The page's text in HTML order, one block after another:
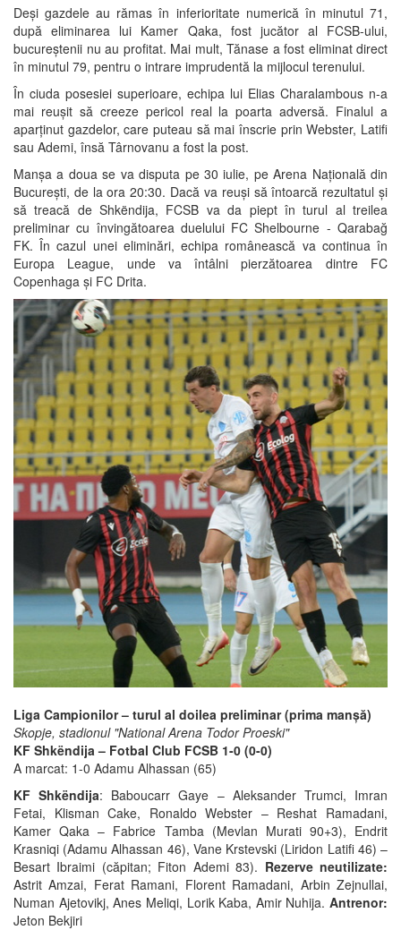
Deși gazdele au rămas în inferioritate numerică în minutul 71,
după eliminarea lui Kamer Qaka, fost jucător al FCSB-ului,
bucureștenii nu au profitat. Mai mult, Tănase a fost eliminat direct
în minutul 79, pentru o intrare imprudentă la mijlocul terenului.
În ciuda posesiei superioare, echipa lui Elias Charalambous n-a
mai reușit să creeze pericol real la poarta adversă. Finalul a
aparținut gazdelor, care puteau să mai înscrie prin Webster, Latifi
sau Ademi, însă Târnovanu a fost la post.
Manșa a doua se va disputa pe 30 iulie, pe Arena Națională din
București, de la ora 20:30. Dacă va reuși să întoarcă rezultatul și
să treacă de Shkëndija, FCSB va da piept în turul al treilea
preliminar cu învingătoarea duelului FC Shelbourne - Qarabağ
FK. În cazul unei eliminări, echipa românească va continua în
Europa League, unde va întâlni pierzătoarea dintre FC
Copenhaga și FC Drita.
Liga Campionilor – turul al doilea preliminar (prima manșă)
Skopje, stadionul "National Arena Todor Proeski"
KF Shkëndija – Fotbal Club FCSB 1-0 (0-0)
A marcat: 1-0 Adamu Alhassan (65)
KF Shkëndija: Baboucarr Gaye – Aleksander Trumci, Imran
Fetai, Klisman Cake, Ronaldo Webster – Reshat Ramadani,
Kamer Qaka – Fabrice Tamba (Mevlan Murati 90+3), Endrit
Krasniqi (Adamu Alhassan 46), Vane Krstevski (Liridon Latifi 46) –
Besart Ibraimi (căpitan; Fiton Ademi 83). Rezerve neutilizate:
Astrit Amzai, Ferat Ramani, Florent Ramadani, Arbin Zejnullai,
Numan Ajetovikj, Anes Meliqi, Lorik Kaba, Amir Nuhija. Antrenor:
Jeton Bekjiri